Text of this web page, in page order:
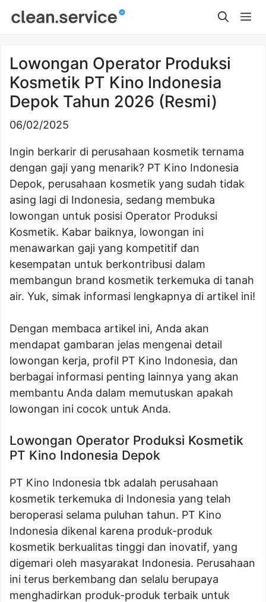
Lowongan Operator Produksi
Kosmetik PT Kino Indonesia
Depok Tahun 2026 (Resmi)
06/02/2025
Ingin berkarir di perusahaan kosmetik ternama
dengan gaji yang menarik? PT Kino Indonesia
Depok, perusahaan kosmetik yang sudah tidak
asing lagi di Indonesia, sedang membuka
lowongan untuk posisi Operator Produksi
Kosmetik. Kabar baiknya, lowongan ini
menawarkan gaji yang kompetitif dan
kesempatan untuk berkontribusi dalam
membangun brand kosmetik terkemuka di tanah
air. Yuk, simak informasi lengkapnya di artikel ini!
Dengan membaca artikel ini, Anda akan
mendapat gambaran jelas mengenai detail
lowongan kerja, profil PT Kino Indonesia, dan
berbagai informasi penting lainnya yang akan
membantu Anda dalam memutuskan apakah
lowongan ini cocok untuk Anda.
Lowongan Operator Produksi Kosmetik
PT Kino Indonesia Depok
PT Kino Indonesia tbk adalah perusahaan
kosmetik terkemuka di Indonesia yang telah
beroperasi selama puluhan tahun. PT Kino
Indonesia dikenal karena produk-produk
kosmetik berkualitas tinggi dan inovatif, yang
digemari oleh masyarakat Indonesia. Perusahaan
ini terus berkembang dan selalu berupaya
menghadirkan produk-produk terbaik untuk